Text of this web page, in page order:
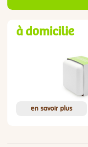
à domicilie
en savoir plus